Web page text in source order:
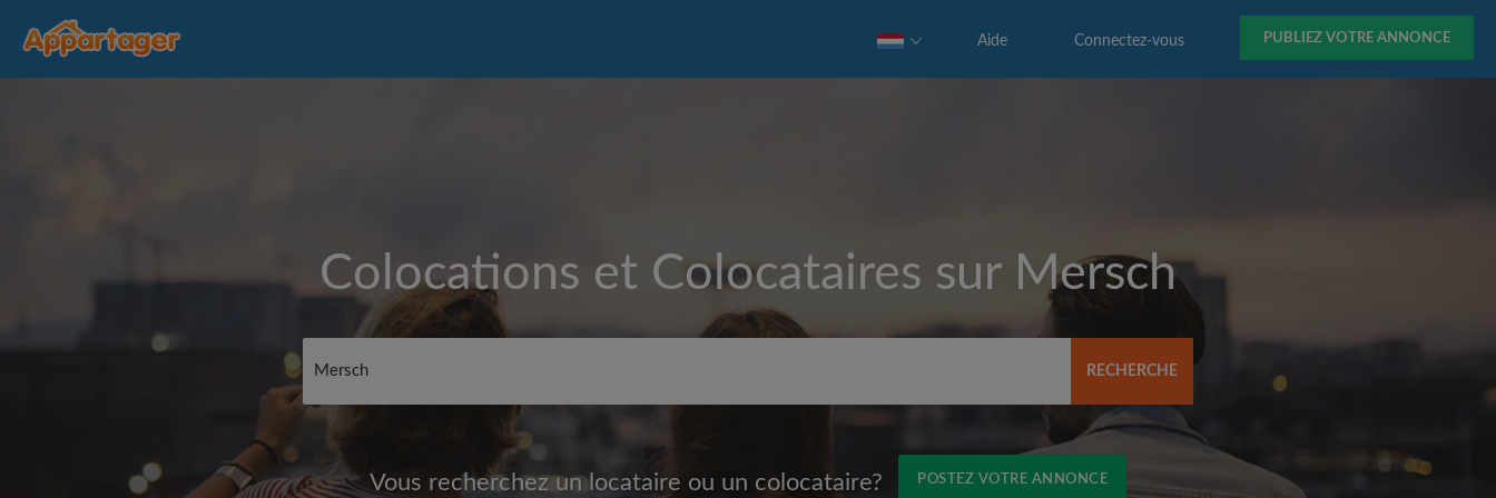
PUBLIEZ VOTRE ANNONCE
Connectez-vous
Aide
Colocations et Colocataires sur Mersch
RECHERCHE
Vous recherchez un locataire ou un colocataire? POSTEZ VOTRE ANNONCE
Loyer max par mois (€)